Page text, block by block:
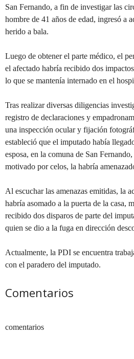
San Fernando, a fin de investigar las
hombre de 41 años de edad, ingresó a
herido a bala.
Luego de obtener el parte médico, el
el afectado habría recibido dos
lo que se mantenía internado en el
Tras realizar diversas diligencias
registro de declaraciones y
una inspección ocular y fijación
estableció que el imputado había
esposa, en la comuna de San
motivado por celos, la habría
Al escuchar las amenazas emitidas, la
habría asomado a la puerta de la casa,
recibido dos disparos de parte del
quien se dio a la fuga en dirección
Actualmente, la PDI se encuentra
con el paradero del imputado.
Comentarios
comentarios